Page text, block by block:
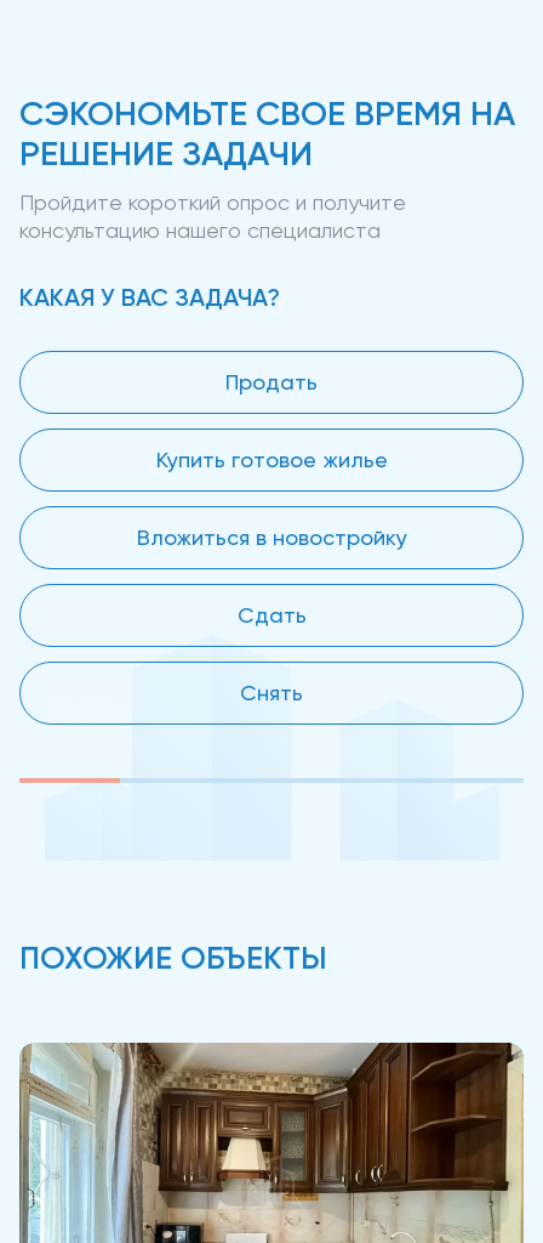
СЭКОНОМЬТЕ СВОЕ ВРЕМЯ НА
РЕШЕНИЕ ЗАДАЧИ
Пройдите короткий опрос и получите
консультацию нашего специалиста
КАКАЯ У ВАС ЗАДАЧА?
Продать
Купить готовое жилье
Вложиться в новостройку
Сдать
Снять
ПОХОЖИЕ ОБЪЕКТЫ